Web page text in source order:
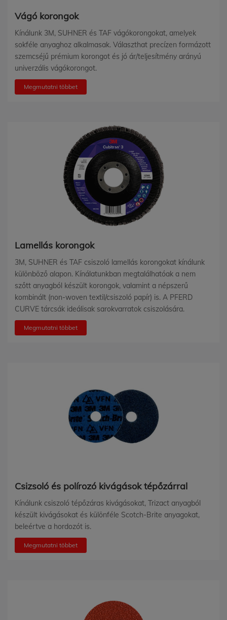
Vágó korongok
Kínálunk 3M, SUHNER és TAF vágókorongokat, amelyek
sokféle anyaghoz alkalmasak. Választhat precízen formázott
szemcséjű prémium korongot és jó ár/teljesítmény arányú
univerzális vágókorongot.
Megmutatni többet
Lamellás korongok
3M, SUHNER és TAF csiszoló lamellás korongokat kínálunk
különböző alapon. Kínálatunkban megtalálhatóak a nem
szőtt anyagból készült korongok, valamint a népszerű
kombinált (non-woven textil/csiszoló papír) is. A PFERD
CURVE tárcsák ideálisak sarokvarratok csiszolására.
Megmutatni többet
Csizsoló és polírozó kivágások tépőzárral
Kínálunk csiszoló tépőzáras kivágásokat, Trizact anyagból
készült kivágásokat és különféle Scotch-Brite anyagokat,
beleértve a hordozót is.
Megmutatni többet